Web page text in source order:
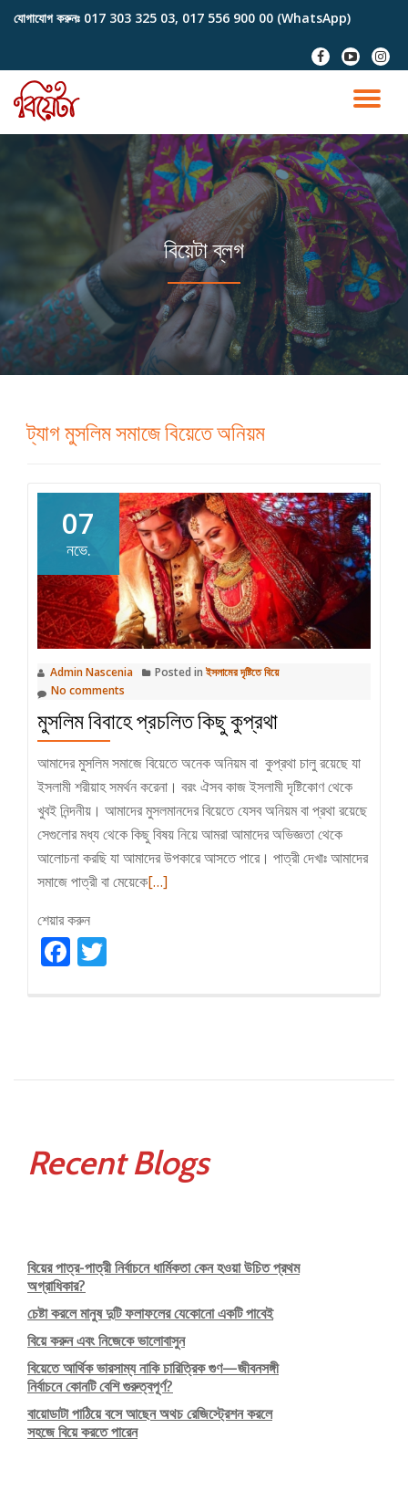
content
যোগাযোগ করুনঃ 017 303 325 03, 017 556 900 00 (WhatsApp)
fa-
facebook
fa-
youtube-
play
fa-
বিয়েটা ব্লগ
ট্যাগমুসলিম সমাজে বিয়েতে অনিয়ম
07
নভে.
Admin Nascenia Posted in ইসলামের দৃষ্টিতে বিয়ে
No comments
মুসলিম বিবাহে প্রচলিত কিছু কুপ্রথা
আমাদের মুসলিম সমাজে বিয়েতে অনেক অনিয়ম বা কুপ্রথা চালু রয়েছে যা
ইসলামী শরীয়াহ সমর্থন করেনা। বরং ঐসব কাজ ইসলামী দৃষ্টিকোণ থেকে
খুবই নিন্দনীয়। আমাদের মুসলমানদের বিয়েতে যেসব অনিয়ম বা প্রথা রয়েছে
সেগুলোর মধ্য থেকে কিছু বিষয় নিয়ে আমরা আমাদের অভিজ্ঞতা থেকে
আলোচনা করছি যা আমাদের উপকারে আসতে পারে। পাত্রী দেখাঃ আমাদের
সমাজে পাত্রী বা মেয়েকেRead
[…]
শেয়ার করুন
Facebook
Recent Blogs
বিয়ের পাত্র-পাত্রী নির্বাচনে ধার্মিকতা কেন হওয়া উচিত প্রথম
অগ্রাধিকার?
চেষ্টা করলে মানুষ দুটি ফলাফলের যেকোনো একটি পাবেই
বিয়ে করুন এবং নিজেকে ভালোবাসুন
বিয়েতে আর্থিক ভারসাম্য নাকি চারিত্রিক গুণ—জীবনসঙ্গী
নির্বাচনে কোনটি বেশি গুরুত্বপূর্ণ?
বায়োডাটা পাঠিয়ে বসে আছেন অথচ রেজিস্ট্রেশন করলে
সহজে বিয়ে করতে পারেন